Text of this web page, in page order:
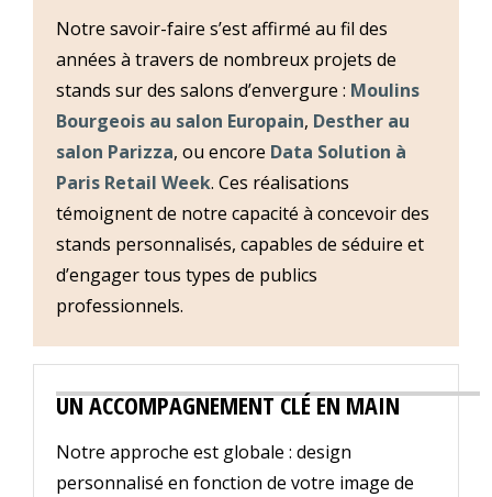
Notre savoir-faire s’est affirmé au fil des
années à travers de nombreux projets de
stands sur des salons d’envergure : Moulins
Bourgeois au salon Europain, Desther au
salon Parizza, ou encore Data Solution à
Paris Retail Week. Ces réalisations
témoignent de notre capacité à concevoir des
stands personnalisés, capables de séduire et
d’engager tous types de publics
professionnels.
UN ACCOMPAGNEMENT CLÉ EN MAIN
Notre approche est globale : design
personnalisé en fonction de votre image de